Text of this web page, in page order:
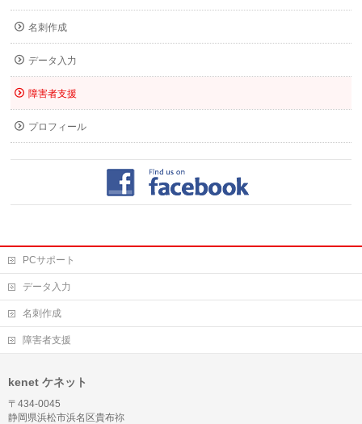
名刺作成
データ入力
障害者支援
プロフィール
PCサポート
データ入力
名刺作成
障害者支援
kenet ケネット
〒434-0045
静岡県浜松市浜名区貴布祢